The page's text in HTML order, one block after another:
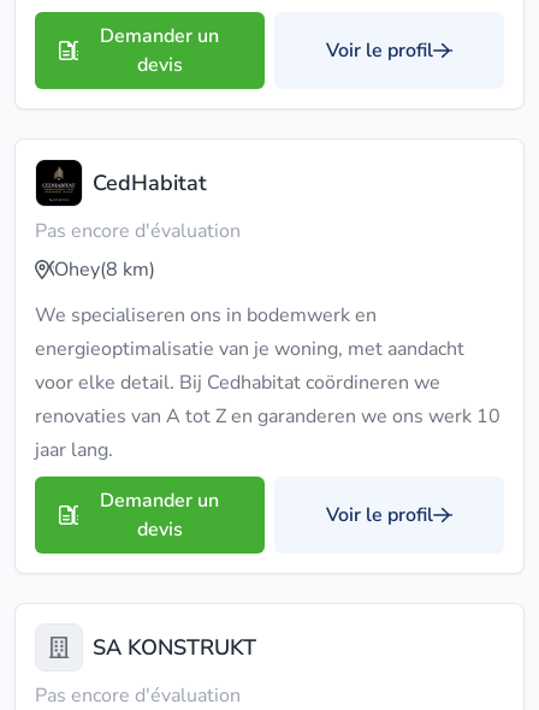
Demander un
devis
Voir le profil
CedHabitat
Pas encore d'évaluation
Ohey(8 km)
We specialiseren ons in bodemwerk en
energieoptimalisatie van je woning, met aandacht
voor elke detail. Bij Cedhabitat coördineren we
renovaties van A tot Z en garanderen we ons werk 10
jaar lang.
Demander un
devis
Voir le profil
SA KONSTRUKT
Pas encore d'évaluation